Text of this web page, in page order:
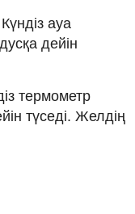
ауа
дейін
термометр
түседі. Желдің